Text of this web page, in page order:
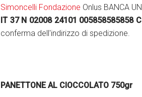
Simoncelli Fondazione Onlus BANCA
IT 37 N 02008 24101 005858585858
conferma dell'indirizzo di spedizione.
PANETTONE AL CIOCCOLATO 750gr